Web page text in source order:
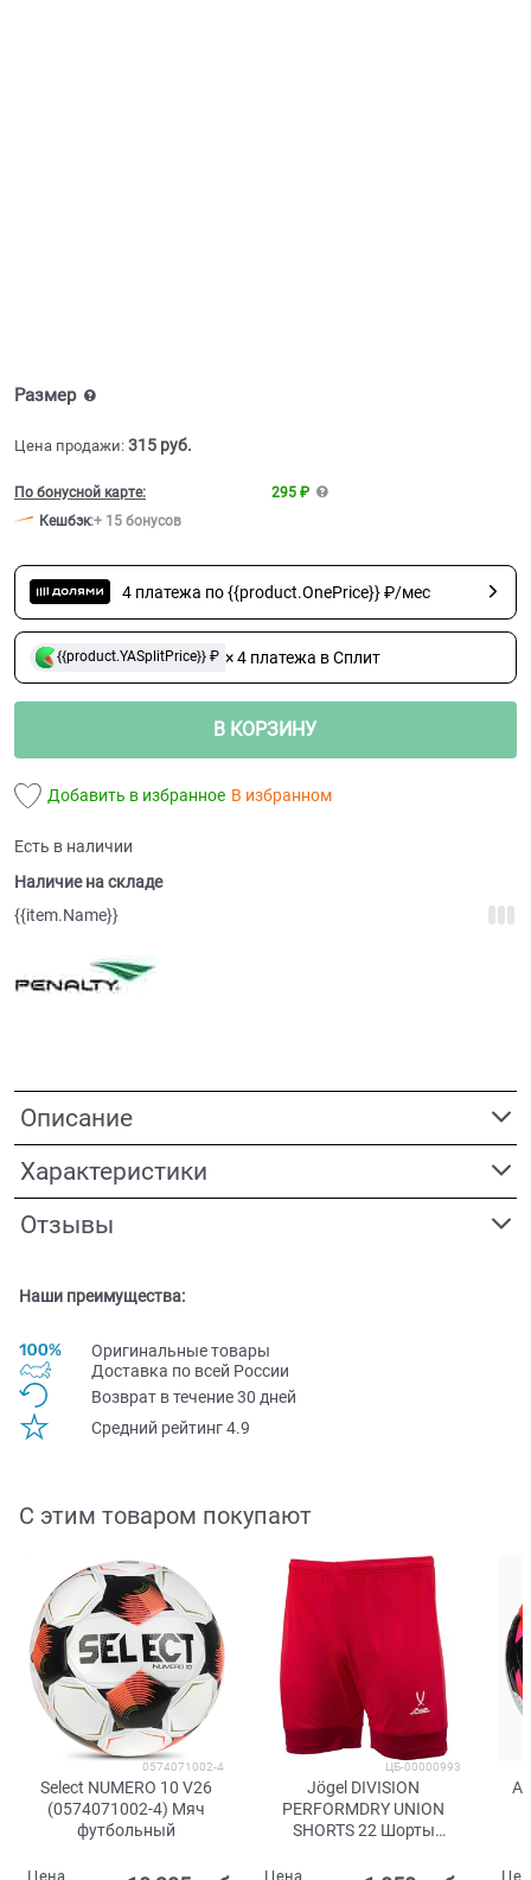
Размер
Цена продажи: 315 руб.
По бонусной карте:
295 ₽
Кешбэк:+ 15 бонусов
4 платежа по {{product.OnePrice}} ₽/мес
{{product.YASplitPrice}} ₽ × 4 платежа в Сплит
В КОРЗИНУ
Добавить в избранное В избранном
Есть в наличии
Наличие на складе
{{item.Name}}
Описание
Характеристики
Отзывы
Наши преимущества:
Оригинальные товары
Доставка по всей Pоссии
Возврат в течение 30 дней
Средний рейтинг 4.9
С этим товаром покупают
0574071002-4
Select NUMERO 10 V26
(0574071002-4) Мяч
футбольный
Цена
ЦБ-00000993
Jögel DIVISION
PERFORMDRY UNION
SHORTS 22 Шорты
Цена